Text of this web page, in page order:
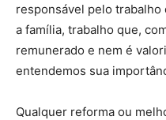
responsável pelo
a família, trabalho que,
remunerado e nem é
entendemos sua
Qualquer reforma ou